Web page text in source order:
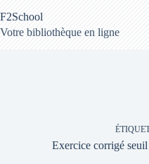
au
contenu
F2School
Votre bibliothèque en ligne
Exercice corrigé